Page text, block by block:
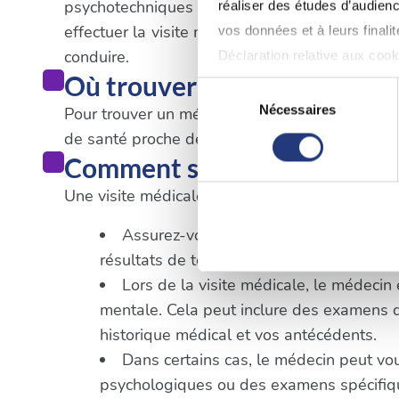
réaliser des études
vos données et à leurs
Déclaration relative aux
Si vous le permettez, nous
Collecter des
Identifier votre
digitales).
Les cookies nous
sociaux et d'analyser notre
partenaires de médias
vous leur avez fournies ou
du
consentement
Nécessaires
psychotechniques dans un centre agréé.
effectuer la visite médicale obligatoire. Il est
conduire.
Où trouver un médecin à
Pour trouver un médecin agréé pour le
de santé proche de votre lieu d'habitation ou
Comment se déroule une
Une visite médicale pour un permis de
Assurez-vous d'avoir tous les
résultats de tests psychotechniques et
Lors de la visite médicale, le
mentale. Cela peut inclure des
historique médical et vos antécédents.
Dans certains cas, le médecin peut
psychologiques ou des examens